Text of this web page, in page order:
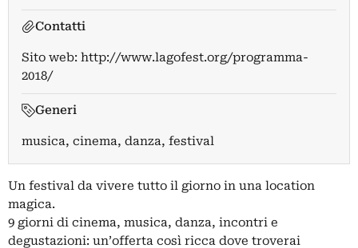
Contatti
Sito web: http://www.lagofest.org/programma-
2018/
Generi
musica, cinema, danza, festival
Un festival da vivere tutto il giorno in una location
magica.
9 giorni di cinema, musica, danza, incontri e
degustazioni: un’offerta così ricca dove troverai